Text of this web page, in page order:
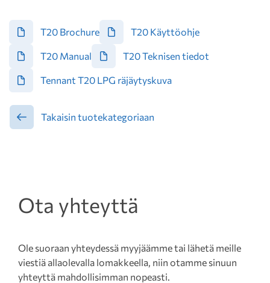
T20 Brochure T20 Käyttöohje
T20 Manual T20 Teknisen tiedot
Tennant T20 LPG räjäytyskuva
Takaisin tuotekategoriaan
Ota yhteyttä
Ole suoraan yhteydessä myyjäämme tai lähetä meille
viestiä allaolevalla lomakkeella, niin otamme sinuun
yhteyttä mahdollisimman nopeasti.